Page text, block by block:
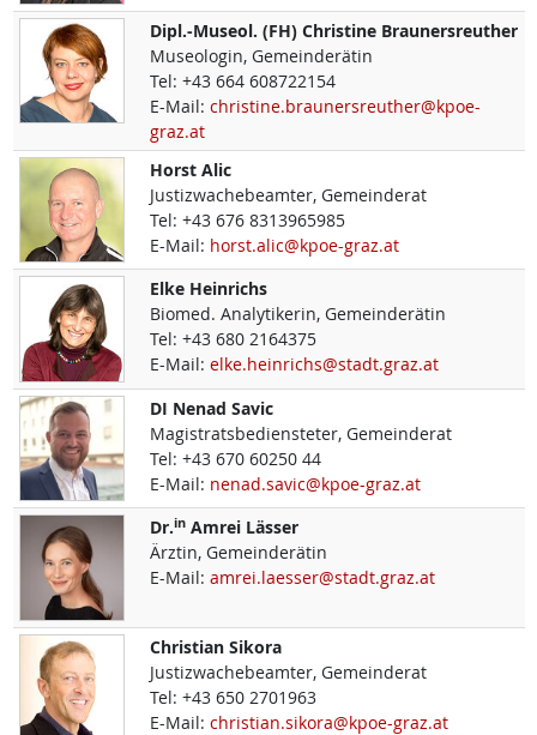
Dipl.-Museol. (FH) Christine Braunersreuther
Museologin, Gemeinderätin
Tel: +43 664 608722154
E-Mail: christine.braunersreuther@kpoe-
graz.at
Horst Alic
Justizwachebeamter, Gemeinderat
Tel: +43 676 8313965985
E-Mail: horst.alic@kpoe-graz.at
Elke Heinrichs
Biomed. Analytikerin, Gemeinderätin
Tel: +43 680 2164375
E-Mail: elke.heinrichs@stadt.graz.at
DI Nenad Savic
Magistratsbediensteter, Gemeinderat
Tel: +43 670 60250 44
E-Mail: nenad.savic@kpoe-graz.at
Dr.in Amrei Lässer
Ärztin, Gemeinderätin
E-Mail: amrei.laesser@stadt.graz.at
Christian Sikora
Justizwachebeamter, Gemeinderat
Tel: +43 650 2701963
E-Mail: christian.sikora@kpoe-graz.at